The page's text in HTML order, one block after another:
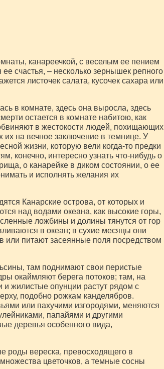
канареечкой, с веселым ее пением
счастья, – несколько зернышек репного
листочек салата, кусочек сахара или
в комнате, здесь она выросла, здесь
остается в комнате набитою, как
в жестокости людей, похищающих
на вечное заключение в темнице. У
жизни, которую вели когда-то предки
конечно, интересно узнать что-нибудь о
о канарейке в диком состоянии, о ее
и исполнять желания их
Канарские острова, от которых и
над водами океана, как высокие горы,
ложбины и долины тянутся от гор
в океан; в сухие месяцы они
питают засеянные поля посредством
там поднимают свои перистые
окаймляют берега потоков; там, на
жилистые опунции растут рядом с
подобно рожкам канделябров.
или пахучими изгородями, меняются
папайями и другими
деревья особенного вида,
роды вереска, превосходящего в
цветочков, а темные сосны